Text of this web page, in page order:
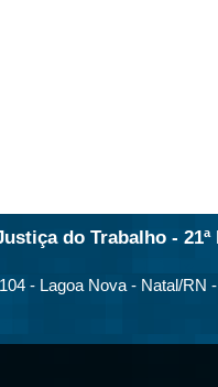
do Trabalho - 21ª
- Lagoa Nova - Natal/RN